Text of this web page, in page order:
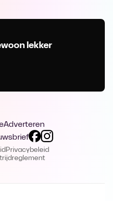
lekker
Adverteren
Privacybeleid